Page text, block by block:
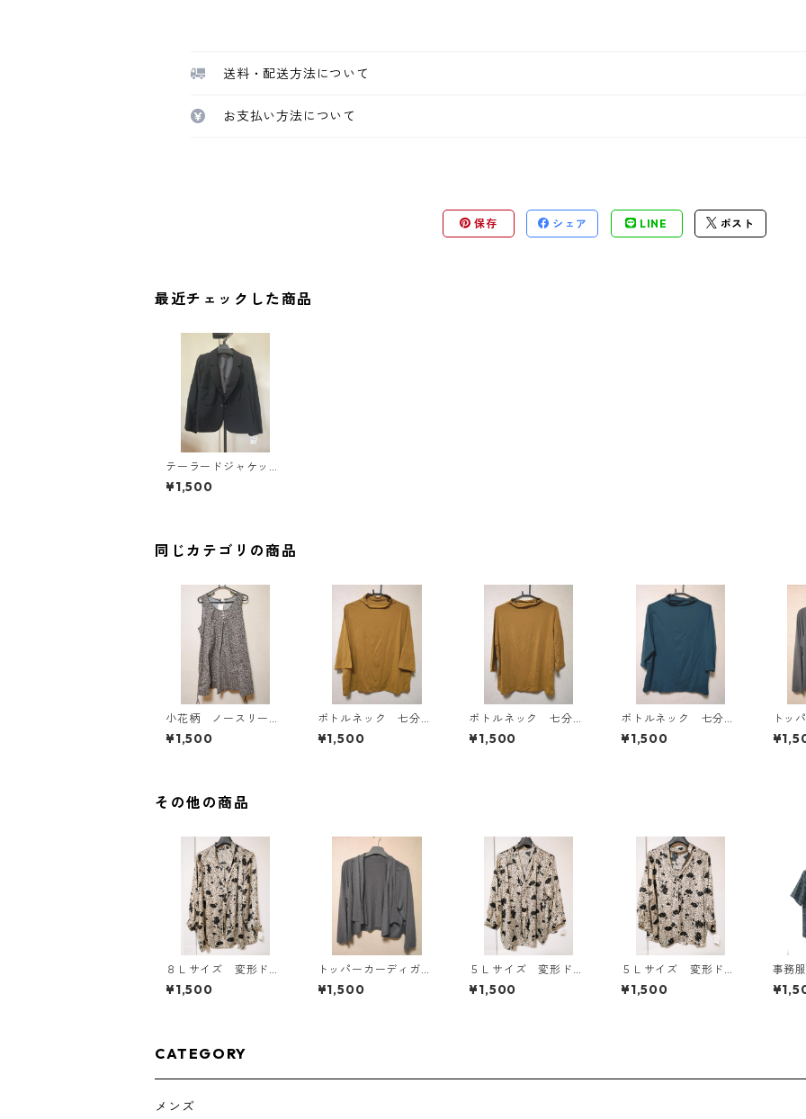
送料・配送方法について
お支払い方法について
保存 シェア LINE ポスト
最近チェックした商品
テーラードジャケット
29ABR ブラック ◆TA
M-444◆
¥1,500
同じカテゴリの商品
小花柄 ノースリーブ
ワンピース ４Ｌ ブ
ラック KAE-4819
¥1,500
ボトルネック 七分袖
カットソー ４Ｌ マ
スタード KAE-4818
¥1,500
ボトルネック 七分袖
カットソー ４Ｌ マ
スタード KAE-4816
¥1,500
ボトルネック 七分袖
カットソー ４Ｌ テ
ィールグリーン KAE
¥1,500
トッ
ン
AE-
その他の商品
８Ｌサイズ 変形ドッ
ト 花柄 ボウタイブ
ラウス オフホワイ
¥1,500
トッパーカーディガ
ン ４Ｌ グレー K
AE-4814
¥1,500
５Ｌサイズ 変形ドッ
ト 花柄 ボウタイブ
ラウス オフホワイ
¥1,500
５Ｌサイズ 変形ドッ
ト 花柄 ボウタイブ
ラウス オフホワイ
¥1,500
事務
ラウ
KIY-
CATEGORY
メンズ